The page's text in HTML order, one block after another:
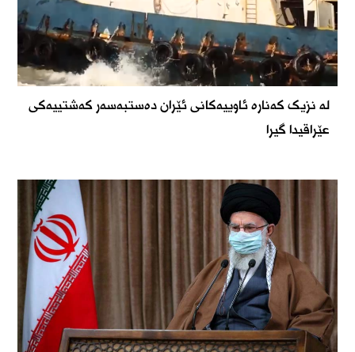
لە نزیک کەنارە ئاوییەکانی ئێران دەستبەسەر کەشتییەکی
عێراقیدا گیرا